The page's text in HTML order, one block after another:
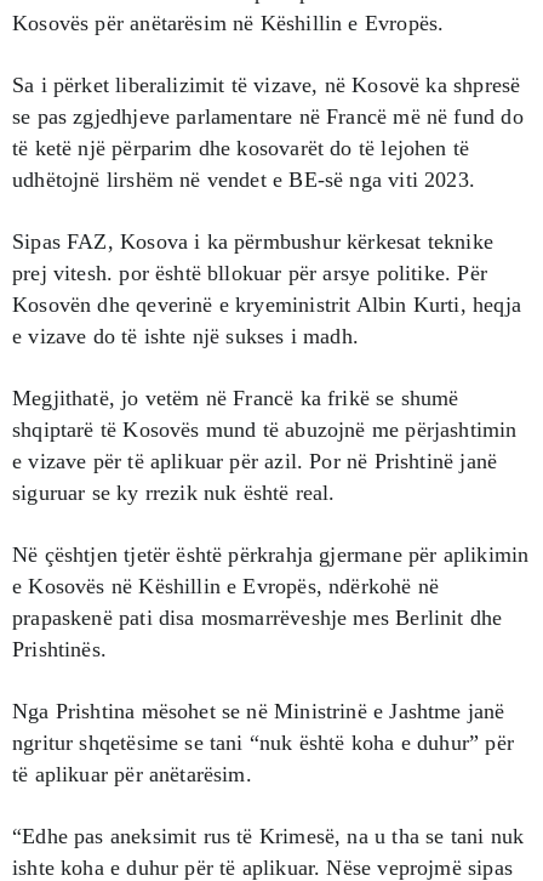
Kosovës për anëtarësim në Këshillin e Evropës.
Sa i përket liberalizimit të vizave, në Kosovë ka shpresë
se pas zgjedhjeve parlamentare në Francë më në fund do
të ketë një përparim dhe kosovarët do të lejohen të
udhëtojnë lirshëm në vendet e BE-së nga viti 2023.
Sipas FAZ, Kosova i ka përmbushur kërkesat teknike
prej vitesh. por është bllokuar për arsye politike. Për
Kosovën dhe qeverinë e kryeministrit Albin Kurti, heqja
e vizave do të ishte një sukses i madh.
Megjithatë, jo vetëm në Francë ka frikë se shumë
shqiptarë të Kosovës mund të abuzojnë me përjashtimin
e vizave për të aplikuar për azil. Por në Prishtinë janë
siguruar se ky rrezik nuk është real.
Në çështjen tjetër është përkrahja gjermane për aplikimin
e Kosovës në Këshillin e Evropës, ndërkohë në
prapaskenë pati disa mosmarrëveshje mes Berlinit dhe
Prishtinës.
Nga Prishtina mësohet se në Ministrinë e Jashtme janë
ngritur shqetësime se tani “nuk është koha e duhur” për
të aplikuar për anëtarësim.
“Edhe pas aneksimit rus të Krimesë, na u tha se tani nuk
ishte koha e duhur për të aplikuar. Nëse veprojmë sipas